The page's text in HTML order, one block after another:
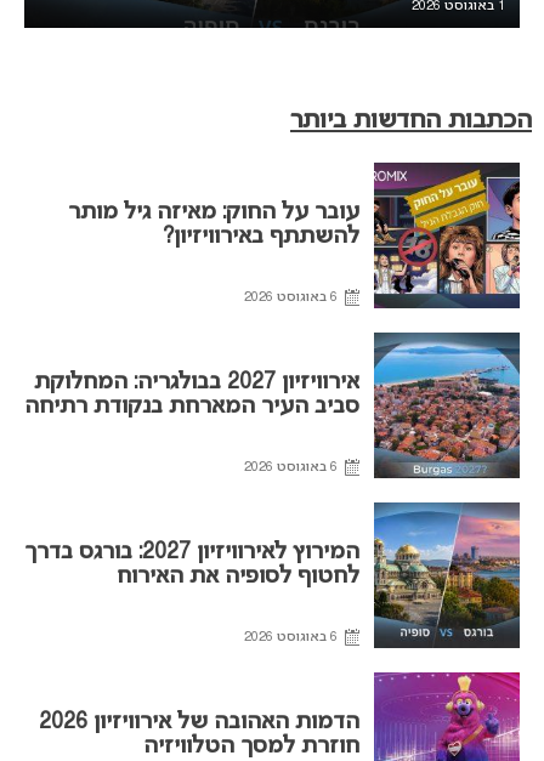
1 באוגוסט 2026
הכתבות החדשות ביותר
עובר על החוק: מאיזה גיל מותר
להשתתף באירוויזיון?
6 באוגוסט 2026
אירוויזיון 2027 בבולגריה: המחלוקת
סביב העיר המארחת בנקודת רתיחה
6 באוגוסט 2026
המירוץ לאירוויזיון 2027: בורגס בדרך
לחטוף לסופיה את האירוח
6 באוגוסט 2026
הדמות האהובה של אירוויזיון 2026
חוזרת למסך הטלוויזיה